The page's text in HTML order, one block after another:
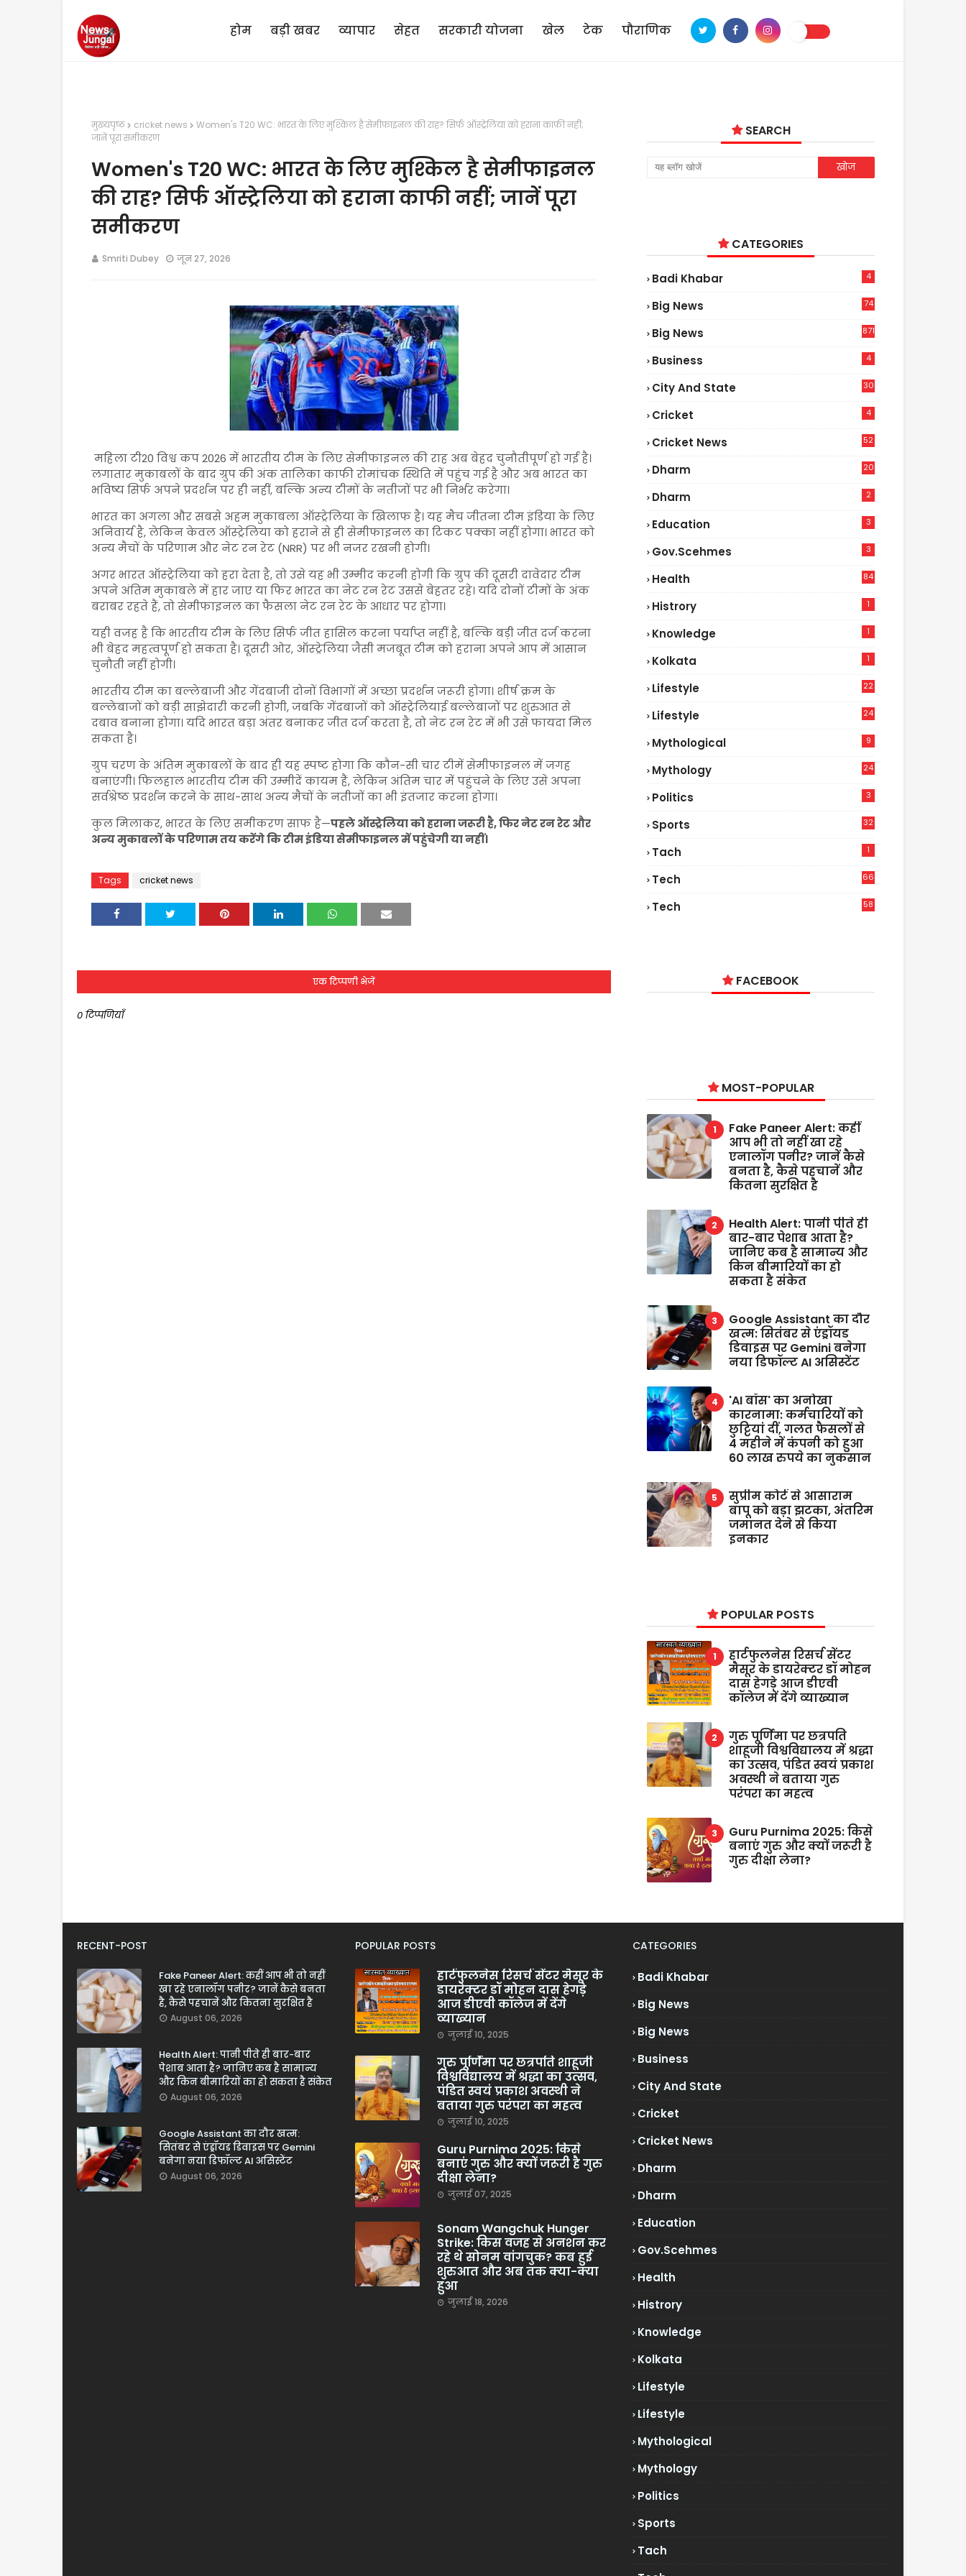
होम बड़ी खबर व्यापार सेहत सरकारी योजना खेल टेक पौराणिक
मुख्यपृष्ठ cricket news
Women's T20 WC: भारत के लिए मुश्किल है सेमीफाइनल की राह? सिर्फ ऑस्ट्रेलिया को हराना काफी नहीं;
जानें पूरा समीकरण
Women's T20 WC: भारत के लिए मुश्किल है सेमीफाइनल
की राह? सिर्फ ऑस्ट्रेलिया को हराना काफी नहीं; जानें पूरा
समीकरण
Smriti Dubey जून 27, 2026
महिला टी20 विश्व कप 2026 में भारतीय टीम के लिए सेमीफाइनल की राह अब बेहद चुनौतीपूर्ण हो गई है।
लगातार मुकाबलों के बाद ग्रुप की अंक तालिका काफी रोमांचक स्थिति में पहुंच गई है और अब भारत का
भविष्य सिर्फ अपने प्रदर्शन पर ही नहीं, बल्कि अन्य टीमों के नतीजों पर भी निर्भर करेगा।
भारत का अगला और सबसे अहम मुकाबला ऑस्ट्रेलिया के खिलाफ है। यह मैच जीतना टीम इंडिया के लिए
अनिवार्य है, लेकिन केवल ऑस्ट्रेलिया को हराने से ही सेमीफाइनल का टिकट पक्का नहीं होगा। भारत को
अन्य मैचों के परिणाम और नेट रन रेट (NRR) पर भी नजर रखनी होगी।
अगर भारत ऑस्ट्रेलिया को हरा देता है, तो उसे यह भी उम्मीद करनी होगी कि ग्रुप की दूसरी दावेदार टीम
अपने अंतिम मुकाबले में हार जाए या फिर भारत का नेट रन रेट उससे बेहतर रहे। यदि दोनों टीमों के अंक
बराबर रहते हैं, तो सेमीफाइनल का फैसला नेट रन रेट के आधार पर होगा।
यही वजह है कि भारतीय टीम के लिए सिर्फ जीत हासिल करना पर्याप्त नहीं है, बल्कि बड़ी जीत दर्ज करना
भी बेहद महत्वपूर्ण हो सकता है। दूसरी ओर, ऑस्ट्रेलिया जैसी मजबूत टीम को हराना अपने आप में आसान
चुनौती नहीं होगी।
भारतीय टीम का बल्लेबाजी और गेंदबाजी दोनों विभागों में अच्छा प्रदर्शन जरूरी होगा। शीर्ष क्रम के
बल्लेबाजों को बड़ी साझेदारी करनी होगी, जबकि गेंदबाजों को ऑस्ट्रेलियाई बल्लेबाजों पर शुरुआत से
दबाव बनाना होगा। यदि भारत बड़ा अंतर बनाकर जीत दर्ज करता है, तो नेट रन रेट में भी उसे फायदा मिल
सकता है।
ग्रुप चरण के अंतिम मुकाबलों के बाद ही यह स्पष्ट होगा कि कौन-सी चार टीमें सेमीफाइनल में जगह
बनाएंगी। फिलहाल भारतीय टीम की उम्मीदें कायम हैं, लेकिन अंतिम चार में पहुंचने के लिए उसे अपना
सर्वश्रेष्ठ प्रदर्शन करने के साथ-साथ अन्य मैचों के नतीजों का भी इंतजार करना होगा।
कुल मिलाकर, भारत के लिए समीकरण साफ है—पहले ऑस्ट्रेलिया को हराना जरूरी है, फिर नेट रन रेट और
अन्य मुकाबलों के परिणाम तय करेंगे कि टीम इंडिया सेमीफाइनल में पहुंचेगी या नहीं।
Tags cricket news
एक टिप्पणी भेजें
0 टिप्पणियाँ
SEARCH
CATEGORIES
Badi Khabar 4
Big News
74
Big News 871
Business 4
City And State 30
Cricket 4
Cricket News
52
Dharm 20
Dharm 2
Education 3
Gov.scehmes 3
Health
84
Histrory 1
Knowledge 1
Kolkata 1
Lifestyle
22
Lifestyle
24
Mythological 9
Mythology 24
Politics 3
Sports 32
Tach 1
Tech
66
Tech
58
FACEBOOK
MOST-POPULAR
Fake Paneer Alert: कहीं
आप भी तो नहीं खा रहे
एनालॉग पनीर? जानें कैसे
बनता है, कैसे पहचानें और
कितना सुरक्षित है
Health Alert: पानी पीते ही
बार-बार पेशाब आता है?
जानिए कब है सामान्य और
किन बीमारियों का हो
सकता है संकेत
Google Assistant का दौर
खत्म: सितंबर से एंड्रॉयड
डिवाइस पर Gemini बनेगा
नया डिफॉल्ट AI असिस्टेंट
'AI बॉस' का अनोखा
कारनामा: कर्मचारियों को
छुट्टियां दीं, गलत फैसलों से
4 महीने में कंपनी को हुआ
60 लाख रुपये का नुकसान
सुप्रीम कोर्ट से आसाराम
बापू को बड़ा झटका, अंतरिम
जमानत देने से किया
इनकार
POPULAR POSTS
हार्टफुलनेस रिसर्च सेंटर
मैसूर के डायरेक्टर डॉ मोहन
दास हेगड़े आज डीएवी
कॉलेज में देंगे व्याख्यान
गुरु पूर्णिमा पर छत्रपति
शाहूजी विश्वविद्यालय में श्रद्धा
का उत्सव, पंडित स्वयं प्रकाश
अवस्थी ने बताया गुरु
परंपरा का महत्व
Guru Purnima 2025: किसे
बनाएं गुरु और क्यों जरूरी है
गुरु दीक्षा लेना?
RECENT-POST
Fake Paneer Alert: कहीं आप भी तो नहीं
खा रहे एनालॉग पनीर? जानें कैसे बनता
है, कैसे पहचानें और कितना सुरक्षित है
August 06, 2026
Health Alert: पानी पीते ही बार-बार
पेशाब आता है? जानिए कब है सामान्य
और किन बीमारियों का हो सकता है संकेत
August 06, 2026
Google Assistant का दौर खत्म:
सितंबर से एंड्रॉयड डिवाइस पर Gemini
बनेगा नया डिफॉल्ट AI असिस्टेंट
August 06, 2026
POPULAR POSTS
हार्टफुलनेस रिसर्च सेंटर मैसूर के
डायरेक्टर डॉ मोहन दास हेगड़े
आज डीएवी कॉलेज में देंगे
व्याख्यान
जुलाई 10, 2025
गुरु पूर्णिमा पर छत्रपति शाहूजी
विश्वविद्यालय में श्रद्धा का उत्सव,
पंडित स्वयं प्रकाश अवस्थी ने
बताया गुरु परंपरा का महत्व
जुलाई 10, 2025
Guru Purnima 2025: किसे
बनाएं गुरु और क्यों जरूरी है गुरु
दीक्षा लेना?
जुलाई 07, 2025
Sonam Wangchuk Hunger
Strike: किस वजह से अनशन कर
रहे थे सोनम वांगचुक? कब हुई
शुरुआत और अब तक क्या-क्या
हुआ
जुलाई 18, 2026
CATEGORIES
Badi Khabar
Big News
Big News
Business
City And State
Cricket
Cricket News
Dharm
Dharm
Education
Gov.scehmes
Health
Histrory
Knowledge
Kolkata
Lifestyle
Lifestyle
Mythological
Mythology
Politics
Sports
Tach